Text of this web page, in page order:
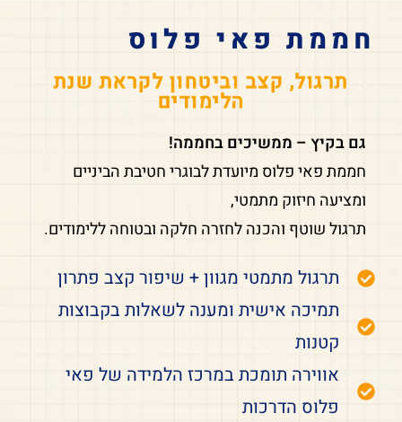
חממת פאי פלוס
תרגול, קצב וביטחון לקראת שנת
הלימודים
גם בקיץ – ממשיכים בחממה!
חממת פאי פלוס מיועדת לבוגרי חטיבת הביניים
ומציעה חיזוק מתמטי,
תרגול שוטף והכנה לחזרה חלקה ובטוחה ללימודים.
תרגול מתמטי מגוון + שיפור קצב פתרון
תמיכה אישית ומענה לשאלות בקבוצות
קטנות
אווירה תומכת במרכז הלמידה של פאי
פלוס הדרכות